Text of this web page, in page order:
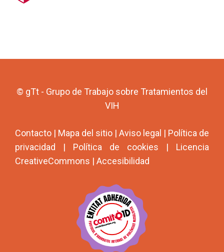
© gTt - Grupo de Trabajo sobre Tratamientos del
VIH
Contacto | Mapa del sitio | Aviso legal | Política de
privacidad | Política de cookies | Licencia
CreativeCommons | Accesibilidad